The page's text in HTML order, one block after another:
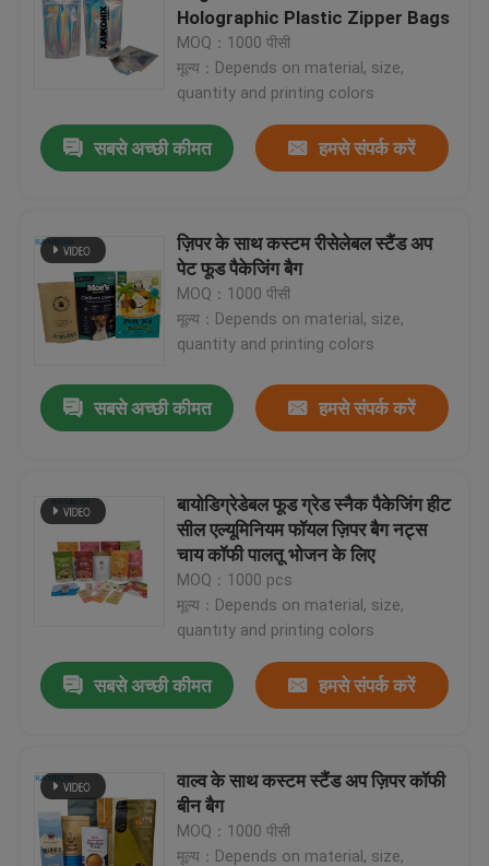
Holographic Plastic Zipper Bags
MOQ：1000 पीसी
मूल्य：Depends on material, size,
quantity and printing colors
सबसे अच्छी कीमत हमसे संपर्क करें
ज़िपर के साथ कस्टम रीसेलेबल स्टैंड अप
पेट फूड पैकेजिंग बैग
MOQ：1000 पीसी
मूल्य：Depends on material, size,
quantity and printing colors
सबसे अच्छी कीमत हमसे संपर्क करें
बायोडिग्रेडेबल फूड ग्रेड स्नैक पैकेजिंग हीट
सील एल्यूमिनियम फॉयल ज़िपर बैग नट्स
चाय कॉफी पालतू भोजन के लिए
MOQ：1000 pcs
मूल्य：Depends on material, size,
quantity and printing colors
सबसे अच्छी कीमत हमसे संपर्क करें
वाल्व के साथ कस्टम स्टैंड अप ज़िपर कॉफी
बीन बैग
MOQ：1000 पीसी
मूल्य：Depends on material, size,